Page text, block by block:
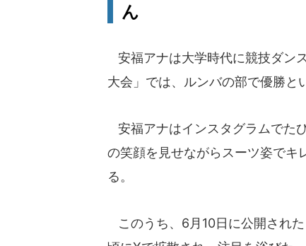
ん
安福アナは大学時代に競技ダン
大会」では、ルンバの部で優勝と
安福アナはインスタグラムでた
の笑顔を見せながらスーツ姿でキ
る。
このうち、6月10日に公開され